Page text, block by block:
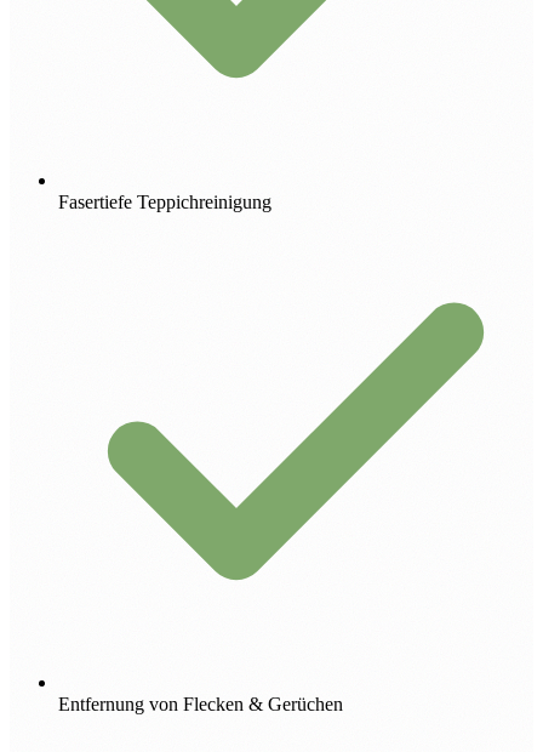
Fasertiefe Teppichreinigung
Entfernung von Flecken & Gerüchen